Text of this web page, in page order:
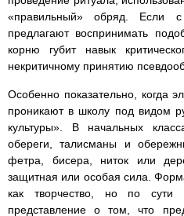
«правильный» обряд. Если с
предлагают воспринимать
корню губит навык
некритичному принятию
Особенно показательно, когда
проникают в школу под видом
культуры». В начальных
обереги, талисманы и
фетра, бисера, ниток или
защитная или особая сила.
как творчество, но по сути
представление о том, что